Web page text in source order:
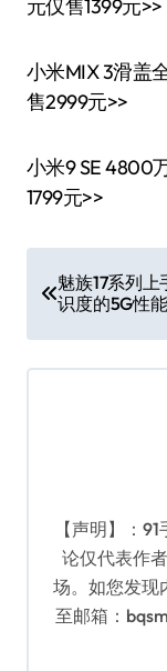
元仅售1399元>>
小米MIX 3滑盖
售2999元>>
小米9 SE 4800
1799元>>
章
导
航
魅族17系列上
识度的5G性
【声明】：
论仅代表作
场。如您发现
至邮箱：